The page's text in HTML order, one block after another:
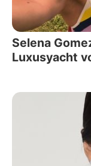
Selena
Luxusyacht